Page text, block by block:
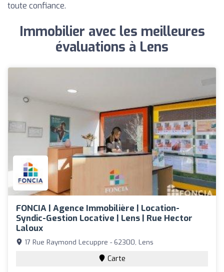
toute confiance.
Immobilier avec les meilleures
évaluations à Lens
FONCIA | Agence Immobilière | Location-
Syndic-Gestion Locative | Lens | Rue Hector
Laloux
17 Rue Raymond Lecuppre - 62300, Lens
Carte